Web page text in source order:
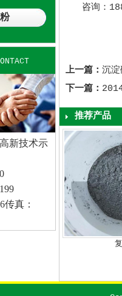
咨询：
上一篇： 沉
下一篇：
推荐产品
新技术示
传真：